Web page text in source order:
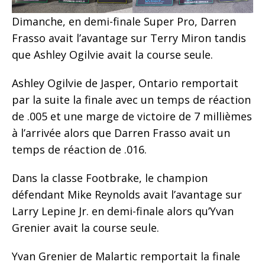
Dimanche, en demi-finale Super Pro, Darren
Frasso avait l’avantage sur Terry Miron tandis
que Ashley Ogilvie avait la course seule.
Ashley Ogilvie de Jasper, Ontario remportait
par la suite la finale avec un temps de réaction
de .005 et une marge de victoire de 7 millièmes
à l’arrivée alors que Darren Frasso avait un
temps de réaction de .016.
Dans la classe Footbrake, le champion
défendant Mike Reynolds avait l’avantage sur
Larry Lepine Jr. en demi-finale alors qu’Yvan
Grenier avait la course seule.
Yvan Grenier de Malartic remportait la finale